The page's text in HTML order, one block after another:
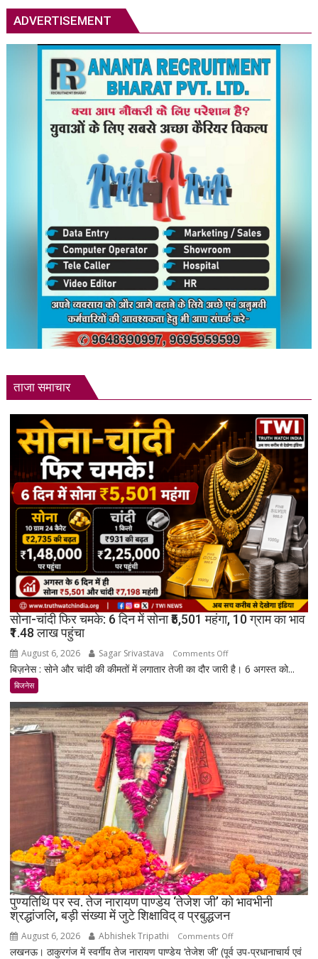
VX2
Go
लॉन्च,
कीमत
₹1.13
लाख;
128
में
ADVERTISEMENT
ताजा समाचार
सोना-चांदी फिर चमके: 6 दिन में सोना ₹5,501 महंगा, 10 ग्राम का भाव
₹1.48 लाख पहुंचा
August 6, 2026 Sagar Srivastava Comments Offon
सोना-
फिर
चमके:
6
दिन
में
सोना
₹5,501
महंगा,
10
ग्राम
का
भाव
₹1.48
लाख
पहुंचा
बिज़नेस : सोने और चांदी की कीमतों में लगातार तेजी का दौर जारी है। 6 अगस्त को...
बिजनेस
पुण्यतिथि पर स्व. तेज नारायण पाण्डेय ‘तेजेश जी’ को भावभीनी
श्रद्धांजलि, बड़ी संख्या में जुटे शिक्षाविद् व प्रबुद्धजन
August 6, 2026 Abhishek Tripathi Comments Offon
पुण्यतिथि
लखनऊ। ठाकुरगंज में स्वर्गीय तेज नारायण पाण्डेय ‘तेजेश जी’ (पूर्व उप-प्रधानाचार्य एवं